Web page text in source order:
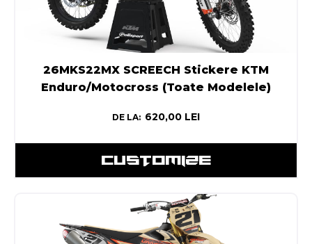
26MKS22MX SCREECH Stickere KTM
Enduro/Motocross (Toate Modelele)
DE LA: 620,00 LEI
CUSTOMIZE